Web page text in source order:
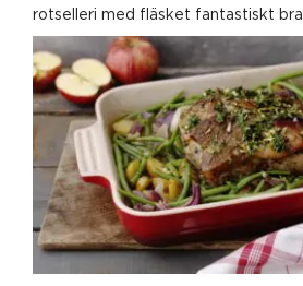
rotselleri med fläsket fantastiskt bra.